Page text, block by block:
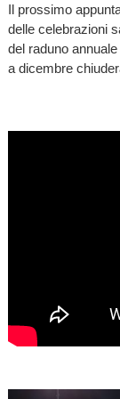
Il prossimo
delle celebrazioni
del raduno
a dicembre